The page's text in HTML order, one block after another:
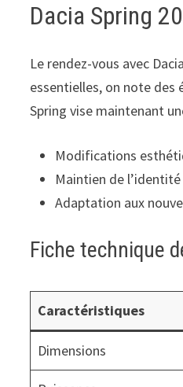
Dacia Spring
Le rendez-vous avec
essentielles, on note des
Spring vise maintenant
Modifications
Maintien de
Adaptation aux
Fiche technique
Caractéristiques
Dimensions